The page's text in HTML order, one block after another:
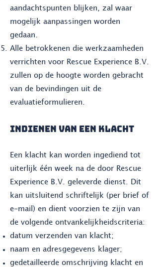
aandachtspunten blijken, zal waar
mogelijk aanpassingen worden
gedaan.
Alle betrokkenen die werkzaamheden
verrichten voor Rescue Experience B.V.
zullen op de hoogte worden gebracht
van de bevindingen uit de
evaluatieformulieren.
INDIENEN VAN EEN KLACHT
Een klacht kan worden ingediend tot
uiterlijk één week na de door Rescue
Experience B.V. geleverde dienst. Dit
kan uitsluitend schriftelijk (per brief of
e-mail) en dient voorzien te zijn van
de volgende ontvankelijkheidscriteria:
datum verzenden van klacht;
naam en adresgegevens klager;
gedetailleerde omschrijving klacht en